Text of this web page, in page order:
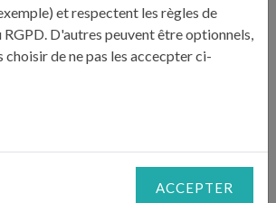
LE POTAGER AQUATIQUE AUVERGNAT
Julie va découvrir le monde
et respectent les règles de
D'autres peuvent être optionnels,
choisir de ne pas les accecpter ci-
ACCEPTER